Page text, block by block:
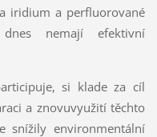
iridium a perfluorované
nemají efektivní
si klade za cíl
a znovuvyužití těchto
snížily environmentální